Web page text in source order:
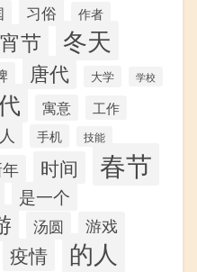
习俗 作者
节 冬天
唐代 大学 学校
寓意 工作
手机 技能
时间 春节
是一个
汤圆 游戏
疫情 的人